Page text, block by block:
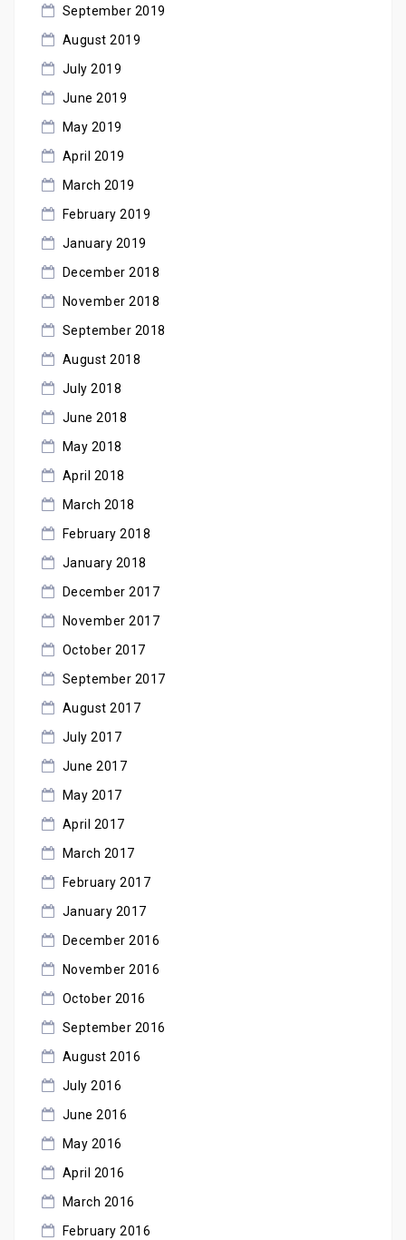
September 2019
August 2019
July 2019
June 2019
May 2019
April 2019
March 2019
February 2019
January 2019
December 2018
November 2018
September 2018
August 2018
July 2018
June 2018
May 2018
April 2018
March 2018
February 2018
January 2018
December 2017
November 2017
October 2017
September 2017
August 2017
July 2017
June 2017
May 2017
April 2017
March 2017
February 2017
January 2017
December 2016
November 2016
October 2016
September 2016
August 2016
July 2016
June 2016
May 2016
April 2016
March 2016
February 2016